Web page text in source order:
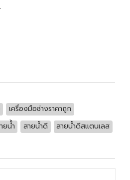
เครื่องมือช่างราคาถูก
ยน้้ำ สายน้ำดี สายน้ำดีสแตนเลส